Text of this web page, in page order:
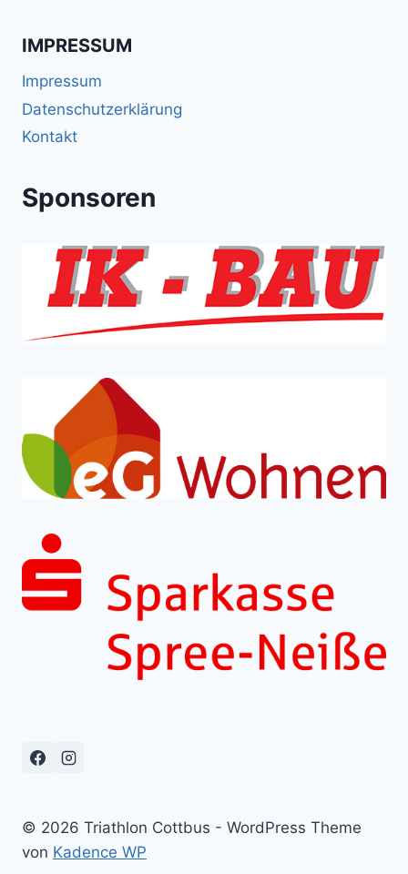
IMPRESSUM
Impressum
Datenschutzerklärung
Kontakt
Sponsoren
© 2026 Triathlon Cottbus - WordPress Theme
von Kadence WP